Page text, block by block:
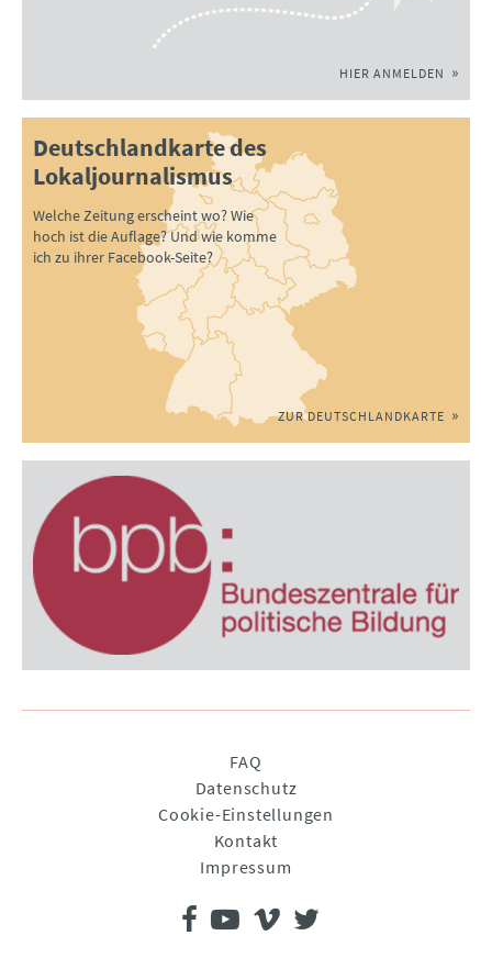
HIER ANMELDEN
Deutschlandkarte des
Lokaljournalismus
Welche Zeitung erscheint wo? Wie
hoch ist die Auflage? Und wie komme
ich zu ihrer Facebook-Seite?
ZUR DEUTSCHLANDKARTE
FAQ
Datenschutz
Cookie-Einstellungen
Kontakt
Impressum